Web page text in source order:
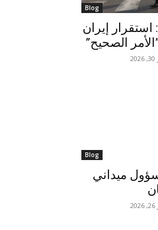
Blog
إيران
الصحيح”
Blog
ميداني